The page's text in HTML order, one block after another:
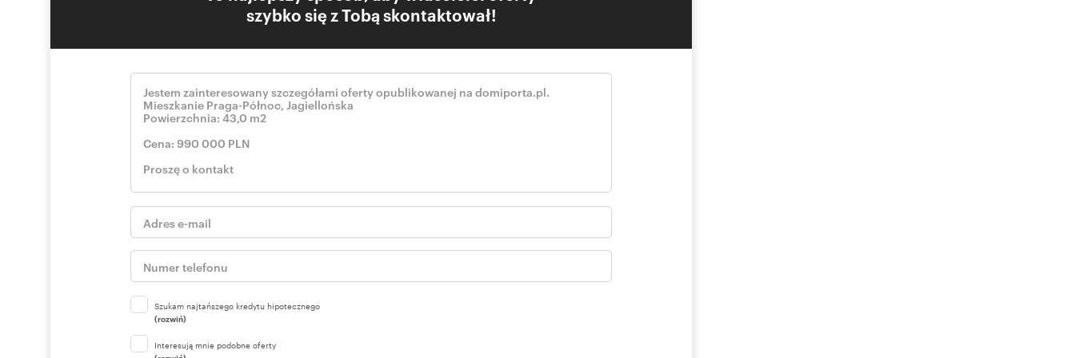
szybko się z Tobą skontaktował!
Szukam najtańszego kredytu hipotecznego
(rozwiń)
Interesują mnie podobne oferty